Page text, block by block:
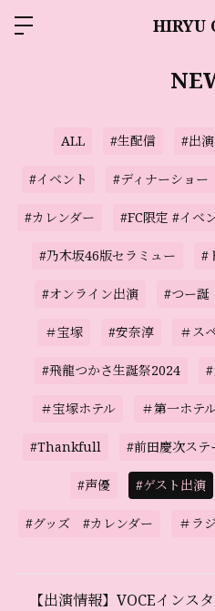
HIRYU
ALL #生配信 #出
#イベント #ディナーショー
#カレンダー #FC限定 #イベ
#乃木坂46版セラミュー #
#オンライン出演 #つー誕
＃宝塚 #安奈淳 ＃ス
#飛龍つかさ生誕祭2024
＃宝塚ホテル ＃第一ホテ
#Thankfull #前田慶次ステ
#声優 #ゲスト出演
#グッズ #カレンダー ＃ラ
【出演情報】VOCEインス